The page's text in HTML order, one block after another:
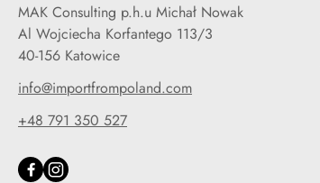
MAK Consulting p.h.u Michał Nowak
Al Wojciecha Korfantego 113/3
40-156 Katowice
info@importfrompoland.com
+48 791 350 527